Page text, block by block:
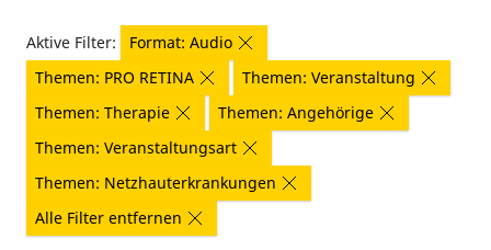
Aktive Filter:
Format: Audio
Themen: PRO RETINA
Themen: Veranstaltung
Themen: Therapie
Themen: Angehörige
Themen: Veranstaltungsart
Themen: Netzhauterkrankungen
Alle Filter entfernen